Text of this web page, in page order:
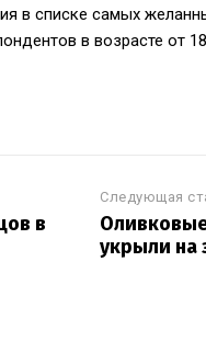
в списке самых
в возрасте от
в
Следующая
укрыли на